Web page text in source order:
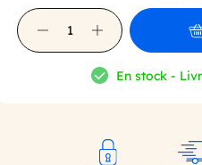
En stock -